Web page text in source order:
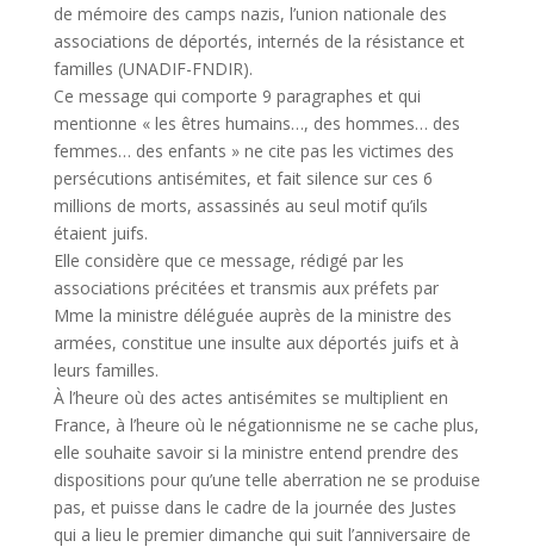
de mémoire des camps nazis, l’union nationale des
associations de déportés, internés de la résistance et
familles (UNADIF-FNDIR).
Ce message qui comporte 9 paragraphes et qui
mentionne « les êtres humains…, des hommes… des
femmes… des enfants » ne cite pas les victimes des
persécutions antisémites, et fait silence sur ces 6
millions de morts, assassinés au seul motif qu’ils
étaient juifs.
Elle considère que ce message, rédigé par les
associations précitées et transmis aux préfets par
Mme la ministre déléguée auprès de la ministre des
armées, constitue une insulte aux déportés juifs et à
leurs familles.
À l’heure où des actes antisémites se multiplient en
France, à l’heure où le négationnisme ne se cache plus,
elle souhaite savoir si la ministre entend prendre des
dispositions pour qu’une telle aberration ne se produise
pas, et puisse dans le cadre de la journée des Justes
qui a lieu le premier dimanche qui suit l’anniversaire de